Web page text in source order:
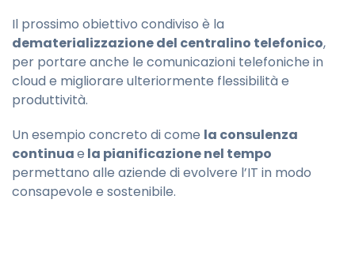
Il prossimo obiettivo condiviso è la
dematerializzazione del centralino telefonico,
per portare anche le comunicazioni telefoniche in
cloud e migliorare ulteriormente flessibilità e
produttività.
Un esempio concreto di come la consulenza
continuae la pianificazione nel tempo
permettano alle aziende di evolvere l’IT in modo
consapevole e sostenibile.